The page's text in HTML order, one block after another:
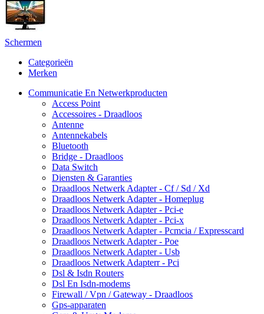
Schermen
Categorieën
Merken
Communicatie En Netwerkproducten
Access Point
Accessoires - Draadloos
Antenne
Antennekabels
Bluetooth
Bridge - Draadloos
Data Switch
Diensten & Garanties
Draadloos Netwerk Adapter - Cf / Sd / Xd
Draadloos Netwerk Adapter - Homeplug
Draadloos Netwerk Adapter - Pci-e
Draadloos Netwerk Adapter - Pci-x
Draadloos Netwerk Adapter - Pcmcia / Expresscard
Draadloos Netwerk Adapter - Poe
Draadloos Netwerk Adapter - Usb
Draadloos Netwerk Adapterr - Pci
Dsl & Isdn Routers
Dsl En Isdn-modems
Firewall / Vpn / Gateway - Draadloos
Gps-apparaten